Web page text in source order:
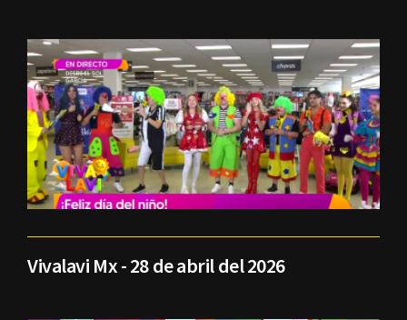
Vivalavi Mx - 28 de abril del 2026